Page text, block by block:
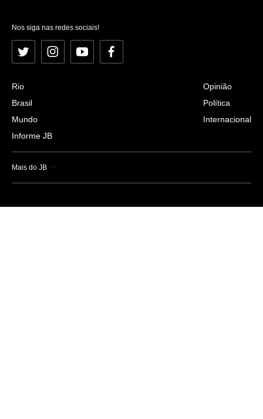
Nos siga nas redes sociais!
Twitter InstagramYouTubeFacebook
Rio
Brasil
Mundo
Informe JB
Opinião
Política
Internacional
Mais do JB
Esportes